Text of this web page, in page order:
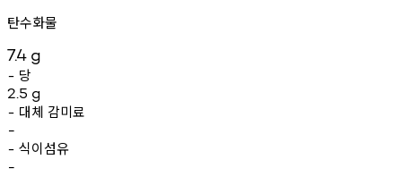
탄수화물
7.4 g
- 당
2.5 g
- 대체 감미료
-
- 식이섬유
-